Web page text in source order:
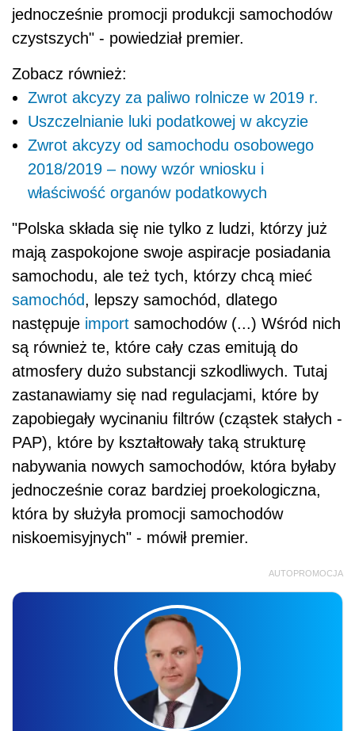
jednocześnie promocji produkcji samochodów
czystszych" - powiedział premier.
Zobacz również:
Zwrot akcyzy za paliwo rolnicze w 2019 r.
Uszczelnianie luki podatkowej w akcyzie
Zwrot akcyzy od samochodu osobowego
2018/2019 – nowy wzór wniosku i
właściwość organów podatkowych
"Polska składa się nie tylko z ludzi, którzy już
mają zaspokojone swoje aspiracje posiadania
samochodu, ale też tych, którzy chcą mieć
samochód, lepszy samochód, dlatego
następuje import samochodów (...) Wśród nich
są również te, które cały czas emitują do
atmosfery dużo substancji szkodliwych. Tutaj
zastanawiamy się nad regulacjami, które by
zapobiegały wycinaniu filtrów (cząstek stałych -
PAP), które by kształtowały taką strukturę
nabywania nowych samochodów, która byłaby
jednocześnie coraz bardziej proekologiczna,
która by służyła promocji samochodów
niskoemisyjnych" - mówił premier.
AUTOPROMOCJA